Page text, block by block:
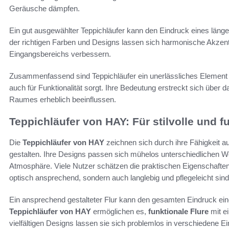
Geräusche dämpfen.
Ein gut ausgewählter Teppichläufer kann den Eindruck eines
der richtigen Farben und Designs lassen sich harmonische
Eingangsbereichs verbessern.
Zusammenfassend sind Teppichläufer ein unerlässliches
auch für Funktionalität sorgt. Ihre Bedeutung erstreckt sich über
Raumes erheblich beeinflussen.
Teppichläufer von HAY: Für stilvolle und
Die Teppichläufer von HAY zeichnen sich durch ihre Fähigkeit
gestalten. Ihre Designs passen sich mühelos unterschiedlichen
Atmosphäre. Viele Nutzer schätzen die praktischen
optisch ansprechend, sondern auch langlebig und pflegeleicht
Ein ansprechend gestalteter Flur kann den gesamten Eindruck
Teppichläufer von HAY ermöglichen es, funktionale Flure mit
vielfältigen Designs lassen sie sich problemlos in verschiedene